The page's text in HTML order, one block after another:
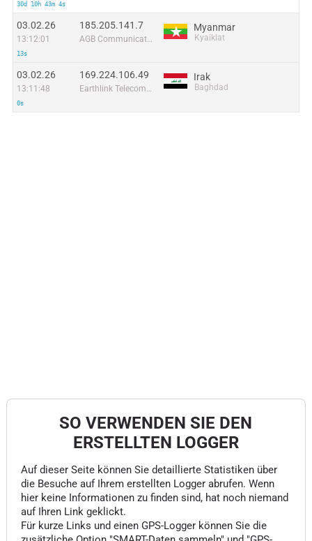
30d 10h 43m 4s
03.02.26
13:12:01
13s
185.205.141.7
AGB Communication Co.Ltd
Myanmar
Kyaiklat
03.02.26
13:11:48
0s
169.224.106.49
Earthlink Telecommunications Equipment Trading & Services DMCC
Irak
Baghdad
SO VERWENDEN SIE DEN
ERSTELLTEN LOGGER
Auf dieser Seite können Sie detaillierte Statistiken über
die Besuche auf Ihrem erstellten Logger abrufen. Wenn
hier keine Informationen zu finden sind, hat noch niemand
auf Ihren Link geklickt.
Für kurze Links und einen GPS-Logger können Sie die